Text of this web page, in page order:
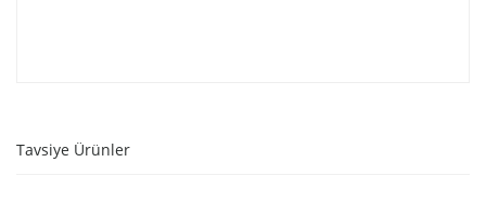
Tavsiye Ürünler